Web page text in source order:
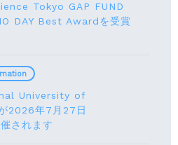
Tokyo GAP FUND
DAY Best Awardを受賞
University of
2026年7月27日
されます